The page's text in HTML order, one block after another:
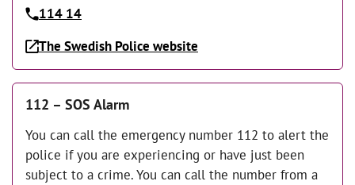
114 14
The Swedish Police website
112 – SOS Alarm
You can call the emergency number 112 to alert the
police if you are experiencing or have just been
subject to a crime. You can call the number from a